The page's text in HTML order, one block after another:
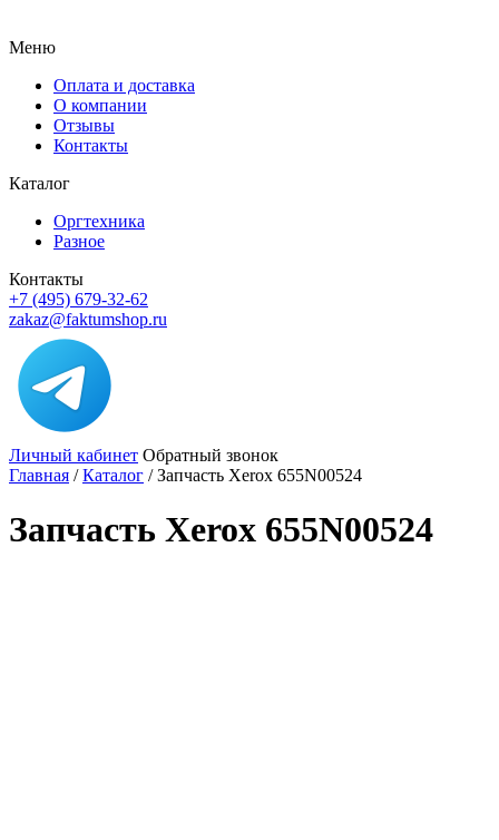
Меню
Оплата и доставка
О компании
Отзывы
Контакты
Каталог
Оргтехника
Разное
Контакты
+7 (495) 679-32-62
zakaz@faktumshop.ru
Личный кабинет Обратный звонок
Главная /Каталог /Запчасть Xerox 655N00524
Запчасть Xerox 655N00524